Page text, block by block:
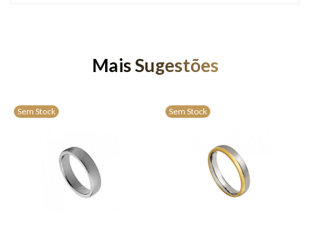
Mais Sugestões
Sem Stock Sem Stock